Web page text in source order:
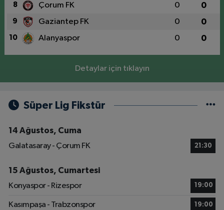
8 Çorum FK 0 0
9 Gaziantep FK 0 0
10 Alanyaspor 0 0
Detaylar için tıklayın
Süper Lig Fikstür
14 Ağustos, Cuma
Galatasaray - Çorum FK
21:30
15 Ağustos, Cumartesi
Konyaspor - Rizespor
19:00
Kasımpaşa - Trabzonspor 19:00